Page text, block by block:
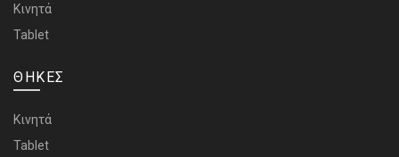
Κινητά
Tablet
ΘΗΚΕΣ
Κινητά
Tablet